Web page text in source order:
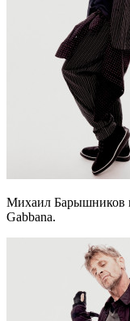
Михаил Барышников
Gabbana.